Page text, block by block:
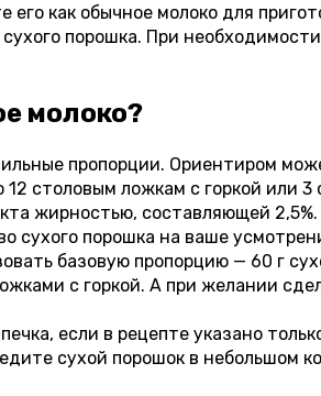
как обычное молоко для
порошка. При
молоко?
пропорции. Ориентиром
12 столовым ложкам с горкой
жирностью, составляющей
сухого порошка на ваше
базовую пропорцию — 60 г
с горкой. А при желании
если в рецепте указано
сухой порошок в небольшом